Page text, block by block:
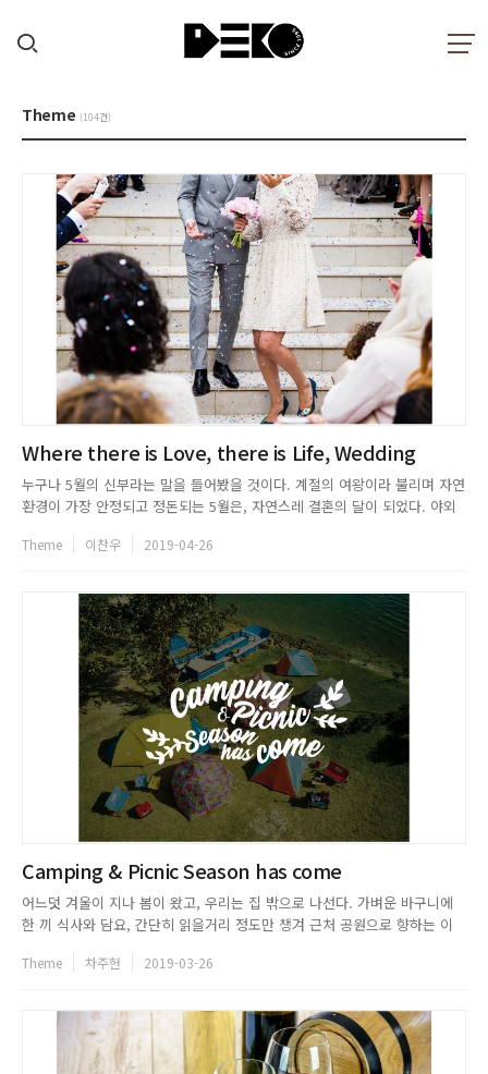
Theme (104건)
Where there is Love, there is Life, Wedding
누구나 5월의 신부라는 말을 들어봤을 것이다. 계절의 여왕이라 불리며 자연
환경이 가장 안정되고 정돈되는 5월은, 자연스레 결혼의 달이 되었다. 야외
시작하는 게 좋다는 생각 때문일 수도 있다. 결혼. 두 사람이 앞으로의 삶을
Theme 이찬우 2019-04-26
Camping & Picnic Season has come
어느덧 겨울이 지나 봄이 왔고, 우리는 집 밖으로 나선다. 가벼운 바구니에
한 끼 식사와 담요, 간단히 읽을거리 정도만 챙겨 근처 공원으로 향하는 이
를 즐기는 이들까지. 직장인들은 일과 여가의 균형, 워라밸(Work and Life
Theme 차주헌 2019-03-26